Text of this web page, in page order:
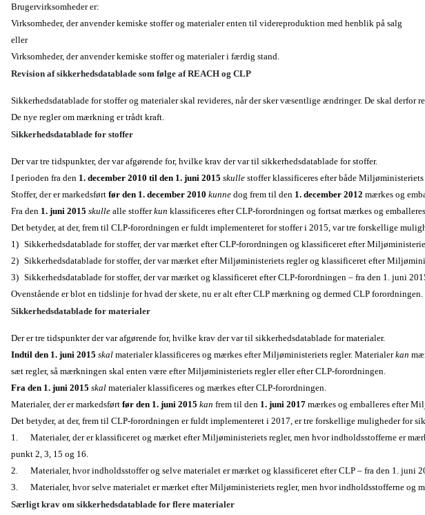
Brugervirksomheder er:
Virksomheder, der anvender kemiske stoffer og materialer enten til videreproduktion med henblik på salg
eller
Virksomheder, der anvender kemiske stoffer og materialer i færdig stand.
Revision af sikkerhedsdatablade som følge af REACH og CLP
Sikkerhedsdatablade for stoffer og materialer skal revideres, når der sker væsentlige ændringer. De skal
De nye regler om mærkning er trådt kraft.
Sikkerhedsdatablade for stoffer
Der var tre tidspunkter, der var afgørende for, hvilke krav der var til sikkerhedsdatablade for stoffer.
I perioden fra den 1. december 2010 til den 1. juni 2015 skulle stoffer klassificeres efter både
Stoffer, der er markedsført før den 1. december 2010 kunne dog frem til den 1. december 2012 mærkes og
Fra den 1. juni 2015 skulle alle stofferkun klassificeres efter CLP-forordningen og fortsat mærkes og
Det betyder, at der, frem til CLP-forordningen er fuldt implementeret for stoffer i 2015, var tre forskellige
1) Sikkerhedsdatablade for stoffer, der var mærket efter CLP-forordningen og klassificeret efter
2) Sikkerhedsdatablade for stoffer, der var mærket efter Miljøministeriets regler og klassificeret efter
3) Sikkerhedsdatablade for stoffer, der var mærket og klassificeret efter CLP-forordningen – fra den 1. juni
Ovenstående er blot en tidslinje for hvad der skete, nu er alt efter CLP mærkning og dermed CLP forordningen.
Sikkerhedsdatablade for materialer
Der er tre tidspunkter der var afgørende for, hvilke krav der var til sikkerhedsdatablade for materialer.
Indtil den 1. juni 2015 skal materialer klassificeres og mærkes efter Miljøministeriets regler. Materialerkan
sæt regler, så mærkningen skal enten være efter Miljøministeriets regler eller efter CLP-forordningen.
Fra den 1. juni 2015 skal materialer klassificeres og mærkes efter CLP-forordningen.
Materialer, der er markedsført før den 1. juni 2015 kan frem til den 1. juni 2017 mærkes og emballeres efter
Det betyder, at der, frem til CLP-forordningen er fuldt implementeret i 2017, er tre forskellige muligheder for
1. Materialer, der er klassificeret og mærket efter Miljøministeriets regler, men hvor indholdsstofferne er
punkt 2, 3, 15 og 16.
2. Materialer, hvor indholdsstoffer og selve materialet er mærket og klassificeret efter CLP – fra den 1. juni
3.
Materialer, hvor selve materialet er mærket efter Miljøministeriets regler, men hvor indholdsstofferne
Særligt krav om sikkerhedsdatablade for flere materialer